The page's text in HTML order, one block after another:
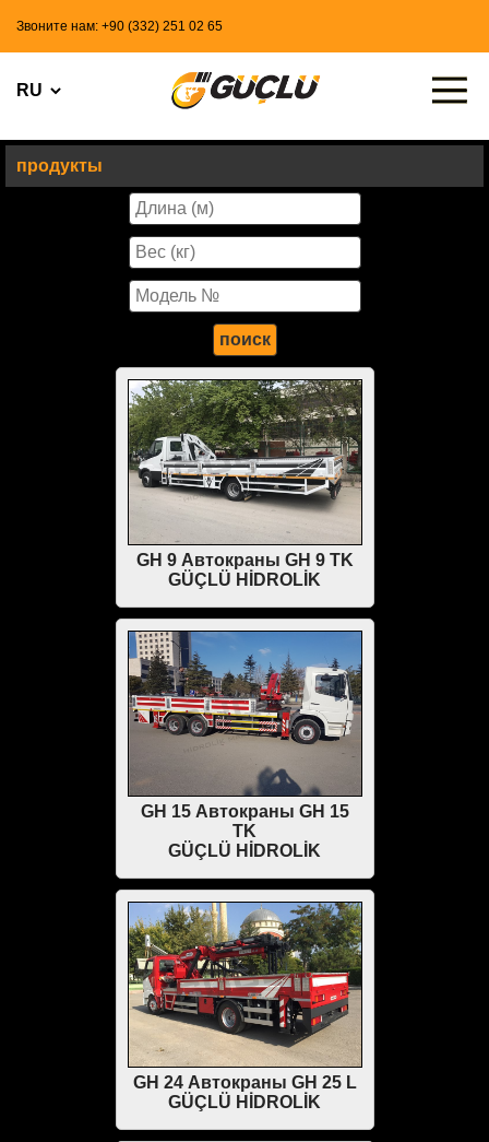
Звоните нам: +90 (332) 251 02 65
продукты
GH 9 Автокраны GH 9 TK
GÜÇLÜ HİDROLİK
GH 15 Автокраны GH 15
TK
GÜÇLÜ HİDROLİK
GH 24 Автокраны GH 25 L
GÜÇLÜ HİDROLİK